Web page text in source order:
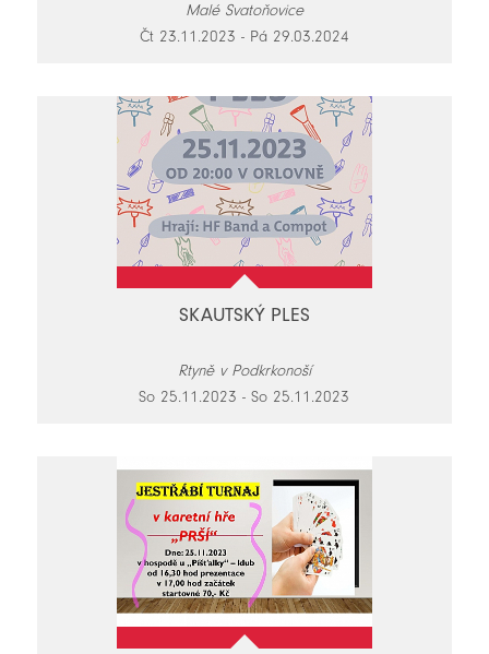
Malé Svatoňovice
Čt 23.11.2023 - Pá 29.03.2024
SKAUTSKÝ PLES
Rtyně v Podkrkonoší
So 25.11.2023 - So 25.11.2023